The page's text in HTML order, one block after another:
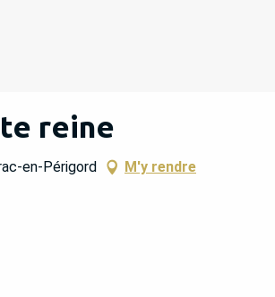
reine
en-Périgord M'y rendre